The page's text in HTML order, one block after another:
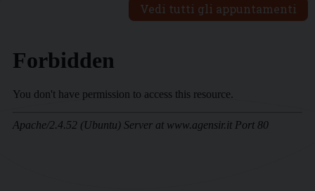
Vedi tutti gli appuntamenti